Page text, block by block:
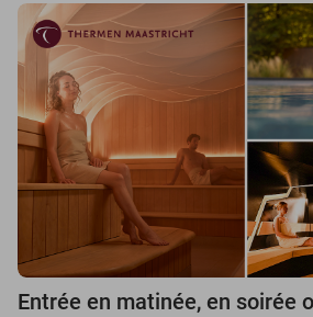
Entrée en matinée, en soirée